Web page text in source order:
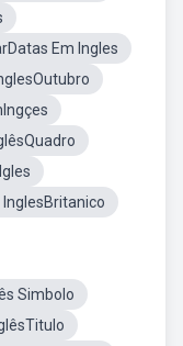
Em Ingles
InglesBritanico
Simbolo